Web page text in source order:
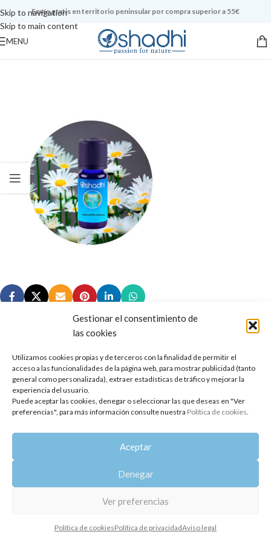
Gestionar el consentimiento de
las cookies
Utilizamos cookies propias y de terceros con la finalidad de permitir el
acceso a las funcionalidades de la página web, para mostrar publicidad (tanto
general como personalizada), extraer estadísticas de tráfico y mejorar la
experiencia del usuario.
Puede aceptar las cookies, denegar o seleccionar las que deseas en "Ver
preferencias", para más información consulte nuestra Política de cookies.
Aceptar
Denegar
Ver preferencias
Política de cookiesPolítica de privacidadAviso legal
Skip to navigation
Skip to main content
Envío gratis en territorio peninsular por compra superior a 55€
MENU
Copyright 2014-2025 Oshadhi España
Todos los derechos reservados.
Política de privacidad | Aviso legal | Política de cookies